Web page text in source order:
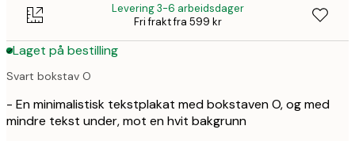
Levering 3-6 arbeidsdager
Fri frakt fra 599 kr
Laget på bestilling
Svart bokstav O
- En minimalistisk tekstplakat med bokstaven O, og med
mindre tekst under, mot en hvit bakgrunn